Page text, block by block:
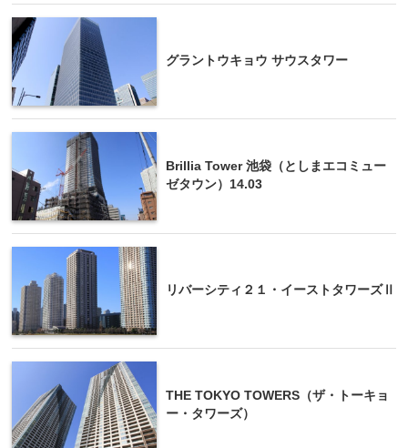
グラントウキョウ サウスタワー
Brillia Tower 池袋（としまエコミュー
ゼタウン）14.03
リバーシティ２１・イーストタワーズⅡ
THE TOKYO TOWERS（ザ・トーキョ
ー・タワーズ）